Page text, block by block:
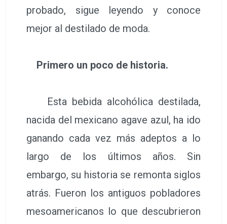
probado, sigue leyendo y conoce
mejor al destilado de moda.
Primero un poco de historia.
Esta bebida alcohólica destilada,
nacida del mexicano agave azul, ha ido
ganando cada vez más adeptos a lo
largo de los últimos años. Sin
embargo, su historia se remonta siglos
atrás. Fueron los antiguos pobladores
mesoamericanos lo que descubrieron